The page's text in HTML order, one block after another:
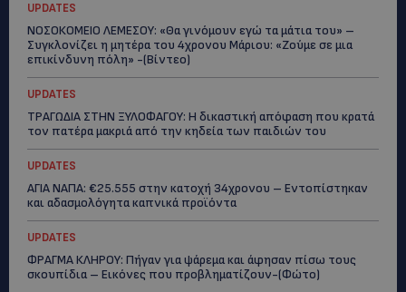
UPDATES
ΝΟΣΟΚΟΜΕΙΟ ΛΕΜΕΣΟΥ: «Θα γινόμουν εγώ τα μάτια του» –
Συγκλονίζει η μητέρα του 4χρονου Μάριου: «Ζούμε σε μια
επικίνδυνη πόλη» -(Βίντεο)
UPDATES
ΤΡΑΓΩΔΙΑ ΣΤΗΝ ΞΥΛΟΦΑΓΟΥ: Η δικαστική απόφαση που κρατά
τον πατέρα μακριά από την κηδεία των παιδιών του
UPDATES
ΑΓΙΑ ΝΑΠΑ: €25.555 στην κατοχή 34χρονου – Εντοπίστηκαν
και αδασμολόγητα καπνικά προϊόντα
UPDATES
ΦΡΑΓΜΑ ΚΛΗΡΟΥ: Πήγαν για ψάρεμα και άφησαν πίσω τους
σκουπίδια – Εικόνες που προβληματίζουν-(Φώτο)